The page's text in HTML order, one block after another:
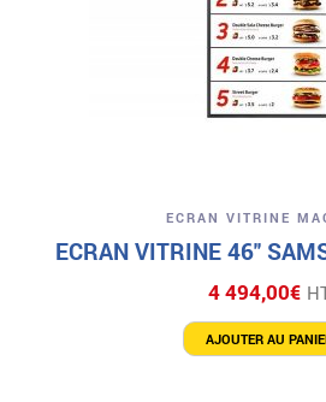
ECRAN VITRINE
ECRAN VITRINE 46″
4 494,00€
AJOUTER AU